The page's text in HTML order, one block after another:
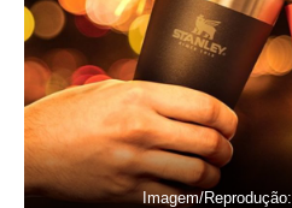
Imagem/